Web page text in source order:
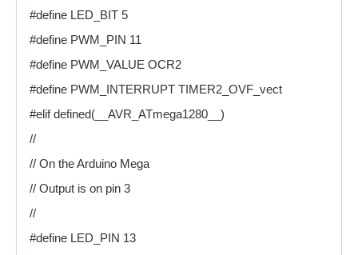
#define LED_BIT 5
#define PWM_PIN 11
#define PWM_VALUE OCR2
#define PWM_INTERRUPT TIMER2_OVF_vect
#elif defined(__AVR_ATmega1280__)
//
// On the Arduino Mega
// Output is on pin 3
//
#define LED_PIN 13